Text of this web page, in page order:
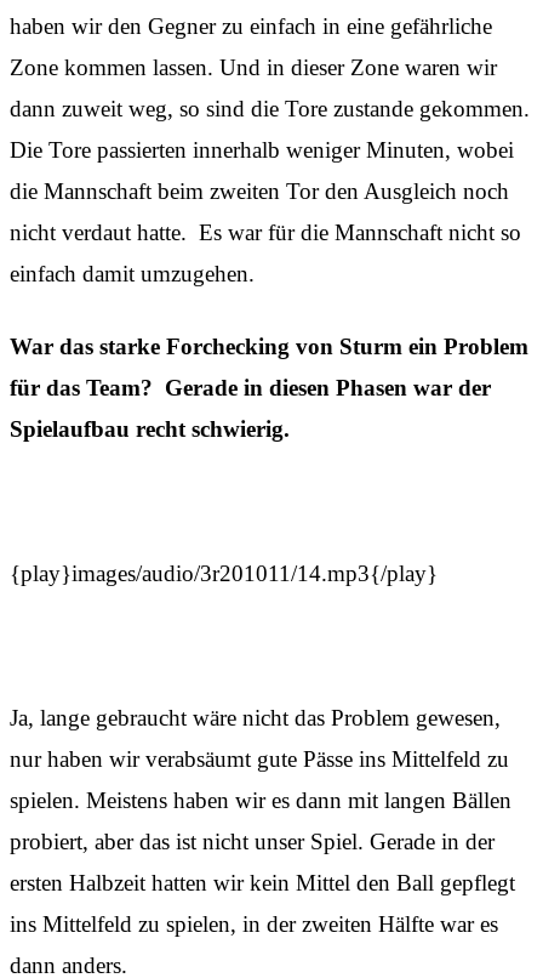
haben wir den Gegner zu einfach in eine gefährliche
Zone kommen lassen. Und in dieser Zone waren wir
dann zuweit weg, so sind die Tore zustande gekommen.
Die Tore passierten innerhalb weniger Minuten, wobei
die Mannschaft beim zweiten Tor den Ausgleich noch
nicht verdaut hatte. Es war für die Mannschaft nicht so
einfach damit umzugehen.
War das starke Forchecking von Sturm ein Problem
für das Team? Gerade in diesen Phasen war der
Spielaufbau recht schwierig.
{play}images/audio/3r201011/14.mp3{/play}
Ja, lange gebraucht wäre nicht das Problem gewesen,
nur haben wir verabsäumt gute Pässe ins Mittelfeld zu
spielen. Meistens haben wir es dann mit langen Bällen
probiert, aber das ist nicht unser Spiel. Gerade in der
ersten Halbzeit hatten wir kein Mittel den Ball gepflegt
ins Mittelfeld zu spielen, in der zweiten Hälfte war es
dann anders.